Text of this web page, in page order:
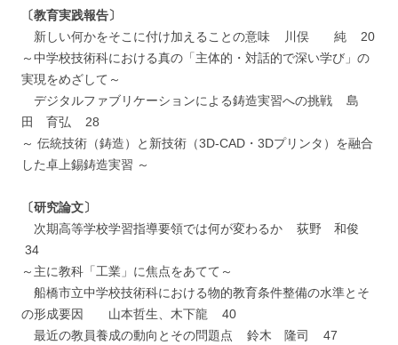
〔教育実践報告〕
新しい何かをそこに付け加えることの意味 川俣 純 20
～中学校技術科における真の「主体的・対話的で深い学び」の
実現をめざして～
デジタルファブリケーションによる鋳造実習への挑戦 島
田 育弘 28
～ 伝統技術（鋳造）と新技術（3D-CAD・3Dプリンタ）を融合
した卓上錫鋳造実習 ～
〔研究論文〕
次期高等学校学習指導要領では何が変わるか 荻野 和俊
34
～主に教科「工業」に焦点をあてて～
船橋市立中学校技術科における物的教育条件整備の水準とそ
の形成要因 山本哲生、木下龍 40
最近の教員養成の動向とその問題点 鈴木 隆司 47